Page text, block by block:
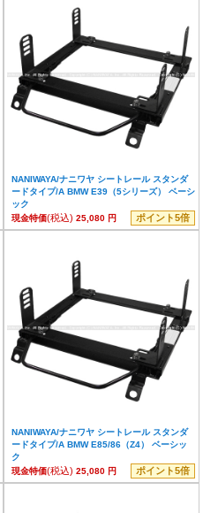
NANIWAYA/ナニワヤ シートレール スタンダ
ードタイプ/A BMW E39（5シリーズ） ベーシ
ック
現金特価(税込) 25,080 円 ポイント5倍
NANIWAYA/ナニワヤ シートレール スタンダ
ードタイプ/A BMW E85/86（Z4） ベーシッ
ク
現金特価(税込) 25,080 円 ポイント5倍